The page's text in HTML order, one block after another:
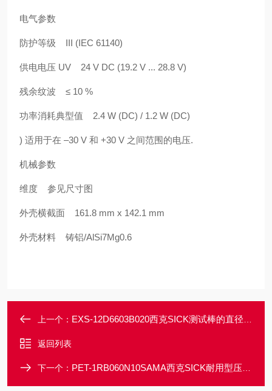
电气参数
防护等级 III (IEC 61140)
供电电压 UV 24 V DC (19.2 V ... 28.8 V)
残余纹波 ≤ 10 %
功率消耗典型值 2.4 W (DC) / 1.2 W (DC)
) 适用于在 –30 V 和 +30 V 之间范围的电压.
机械参数
维度 参见尺寸图
外壳横截面 161.8 mm x 142.1 mm
外壳材料 铸铝/AlSi7Mg0.6
上一个： EXS-12D6603B020西克SICK测试棒的直径符合安全光幕的分辨率
返回列表
下一个： PET-1RB060N10SAMA西克SICK耐用型压力传感器IP67不锈钢